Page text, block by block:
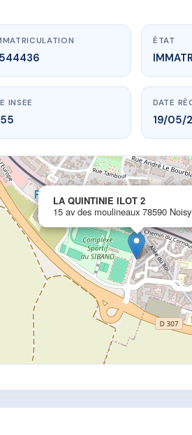
AG1544436
ILOT 2
78590 Noisy-le-Roi
ÉTAT
INSEE DATE
19/05/
LA QUINTINIE ILOT 2
15 av des moulineaux 78590